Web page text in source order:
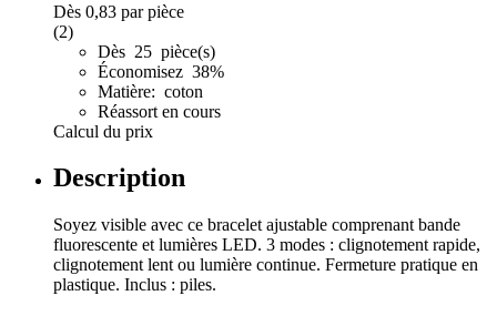
Dès 0,83 par pièce
(2)
Dès 25 pièce(s)
Économisez 38%
Matière: coton
Réassort en cours
Calcul du prix
Description
Soyez visible avec ce bracelet ajustable comprenant bande
fluorescente et lumières LED. 3 modes : clignotement rapide,
clignotement lent ou lumière continue. Fermeture pratique en
plastique. Inclus : piles.